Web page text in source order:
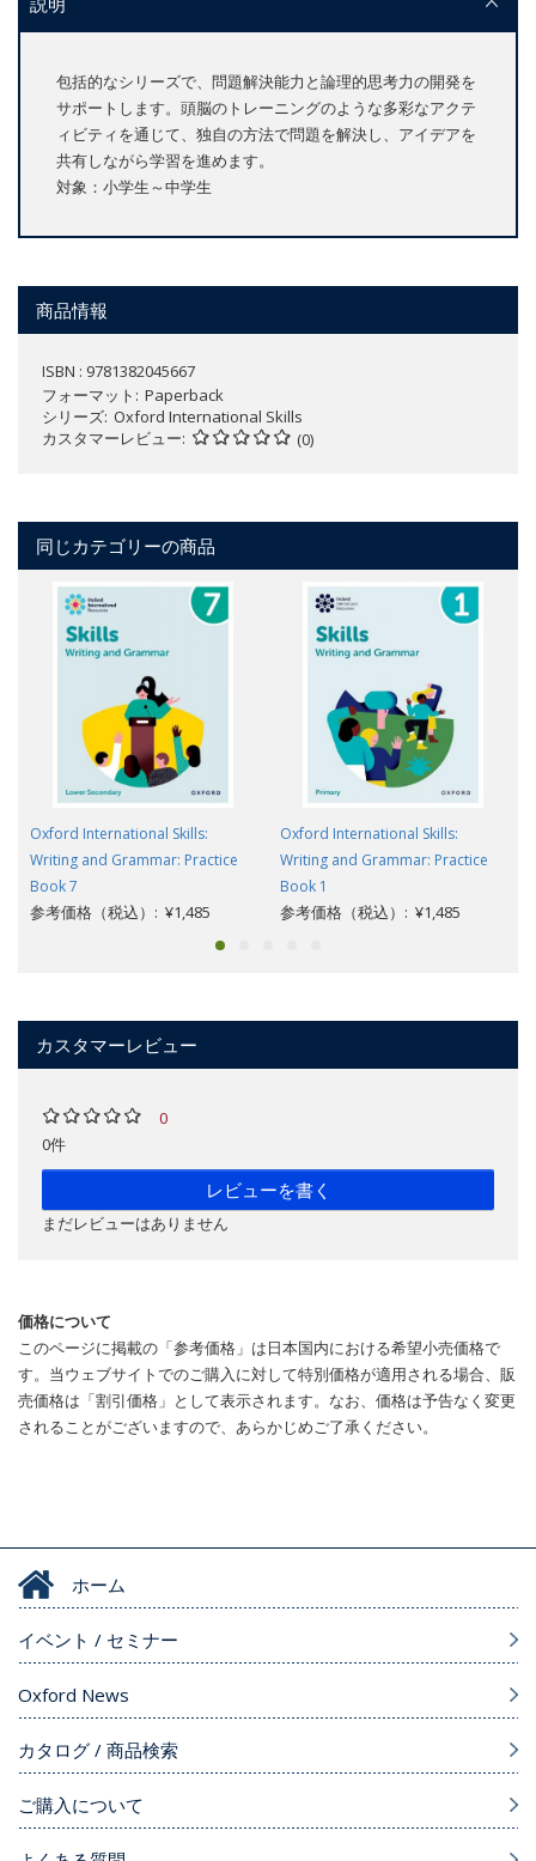
包括的なシリーズで、問題解決能力と論理的思考力の開発を
サポートします。頭脳のトレーニングのような多彩なアクテ
ィビティを通じて、独自の方法で問題を解決し、アイデアを
共有しながら学習を進めます。
対象：小学生～中学生
商品情報
ISBN : 9781382045667
フォーマット
Paperback
シリーズ Oxford International Skills
カスタマーレビュー
(0)
同じカテゴリーの商品
Oxford International Skills:
Writing and Grammar: Practice
Book 7
参考価格（税込）: ¥1,485
Oxford International Skills:
Writing and Grammar: Practice
Book 1
参考価格（税込）: ¥1,485
カスタマーレビュー
0
0件
レビューを書く
まだレビューはありません
価格について
このページに掲載の「参考価格」は日本国内における希望小売価格で
す。当ウェブサイトでのご購入に対して特別価格が適用される場合、販
売価格は「割引価格」として表示されます。なお、価格は予告なく変更
されることがございますので、あらかじめご了承ください。
ホーム
イベント / セミナー
Oxford News
カタログ / 商品検索
ご購入について